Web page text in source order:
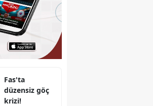
Fas'ta
düzensiz göç
krizi!